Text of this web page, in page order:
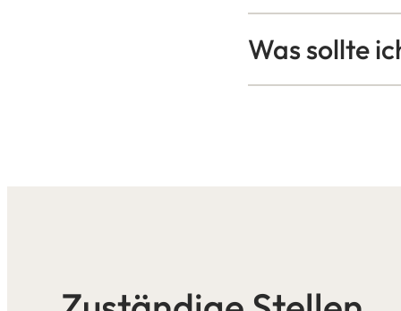
Was sollte